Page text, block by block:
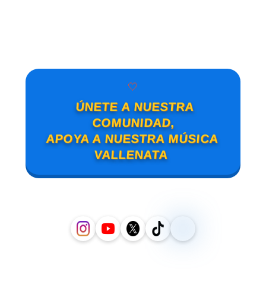
🤍
ÚNETE A NUESTRA
COMUNIDAD,
APOYA A NUESTRA MÚSICA
VALLENATA